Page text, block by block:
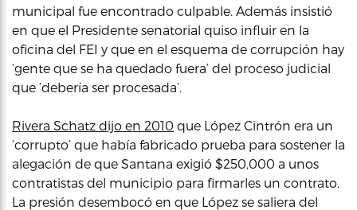
municipal fue encontrado culpable. Además insistió
en que el Presidente senatorial quiso influir en la
oficina del FEI y que en el esquema de corrupción hay
‘gente que se ha quedado fuera’ del proceso judicial
que ‘debería ser procesada’.
Rivera Schatz dijo en 2010 que López Cintrón era un
‘corrupto’ que había fabricado prueba para sostener la
alegación de que Santana exigió $250,000 a unos
contratistas del municipio para firmarles un contrato.
La presión desembocó en que López se saliera del